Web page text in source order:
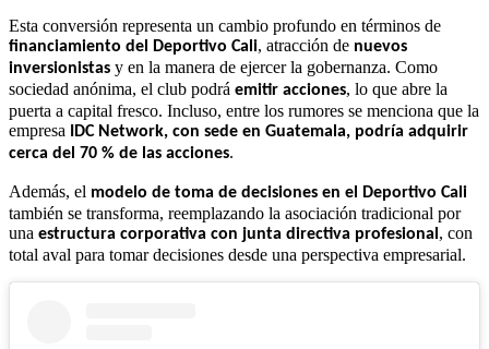
Esta conversión representa un cambio profundo en términos de
financiamiento del Deportivo Cali, atracción de nuevos
inversionistas y en la manera de ejercer la gobernanza. Como
sociedad anónima, el club podrá emitir acciones, lo que abre la
puerta a capital fresco. Incluso, entre los rumores se menciona que la
empresa
IDC Network, con sede en Guatemala, podría adquirir
cerca del 70 % de las acciones.
Además, el modelo de toma de decisiones en el Deportivo Cali
también se transforma, reemplazando la asociación tradicional por
una estructura corporativa con junta directiva profesional , con
total aval para tomar decisiones desde una perspectiva empresarial.